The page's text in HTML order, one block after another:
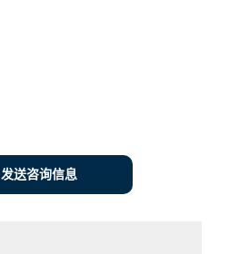
发送咨询信息